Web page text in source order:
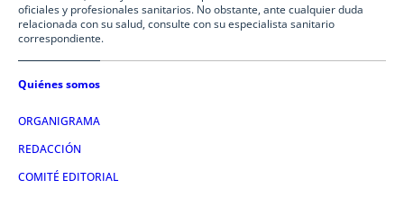
oficiales y profesionales sanitarios. No obstante, ante cualquier duda
relacionada con su salud, consulte con su especialista sanitario
correspondiente.
Quiénes somos
ORGANIGRAMA
REDACCIÓN
COMITÉ EDITORIAL